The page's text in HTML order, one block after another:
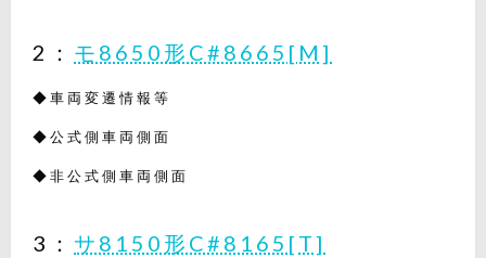
2： モ8650形C#8665[M]
◆車両変遷情報等
◆公式側車両側面
◆非公式側車両側面
3： サ8150形C#8165[T]